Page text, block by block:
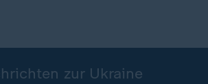
zur Ukraine